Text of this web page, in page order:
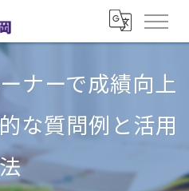
ナーで成績向上
な質問例と活用
法